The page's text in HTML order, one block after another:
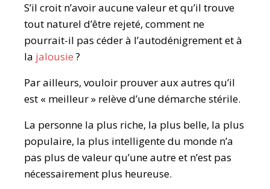
S’il croit n’avoir aucune valeur et qu’il trouve
tout naturel d’être rejeté, comment ne
pourrait-il pas céder à l’autodénigrement et à
la jalousie ?
Par ailleurs, vouloir prouver aux autres qu’il
est « meilleur » relève d’une démarche stérile.
La personne la plus riche, la plus belle, la plus
populaire, la plus intelligente du monde n’a
pas plus de valeur qu’une autre et n’est pas
nécessairement plus heureuse.